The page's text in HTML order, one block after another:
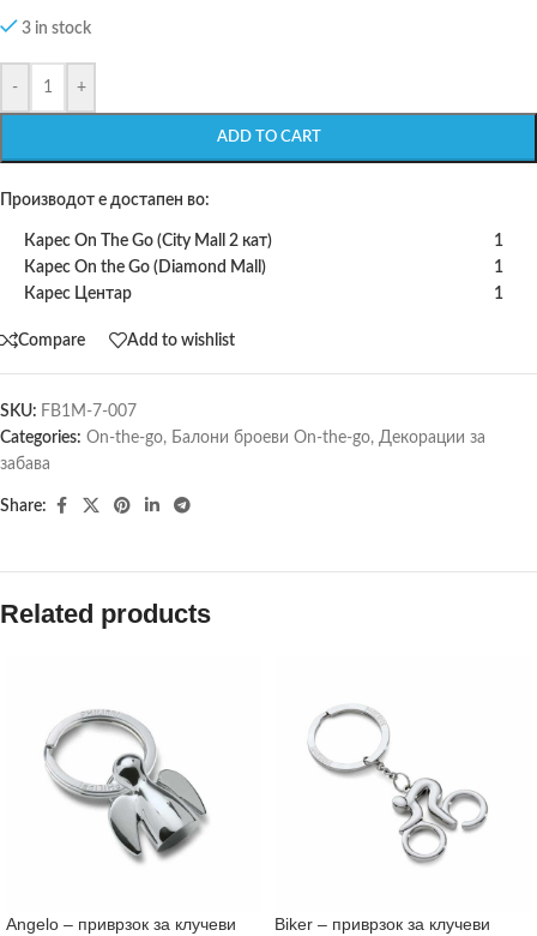
3 in stock
- +
ADD TO CART
Производот е достапен во:
Карес On The Go (City Mall 2 кат)
1
Карес On the Go (Diamond Mall)
1
Карес Центар
1
Compare Add to wishlist
SKU: FB1M-7-007
Categories: On-the-go, Балони броеви On-the-go, Декорации за
забава
Share:
Related products
Angelo – приврзок за клучеви Biker – приврзок за клучеви